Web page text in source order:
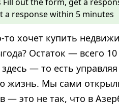
a response within 5 minutes
то хочет купить
Остаток — всего
здесь — то есть
жизнь. Мы сами
— это не так, что в